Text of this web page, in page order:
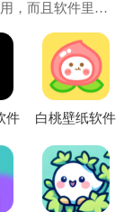
，而且软件里面
、明星、风景、
件
白桃壁纸软件